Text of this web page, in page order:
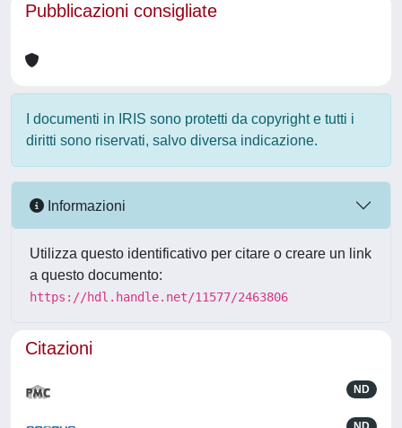
Pubblicazioni consigliate
I documenti in IRIS sono protetti da copyright e tutti i
diritti sono riservati, salvo diversa indicazione.
Informazioni
Utilizza questo identificativo per citare o creare un link
a questo documento:
https://hdl.handle.net/11577/2463806
Citazioni
ND